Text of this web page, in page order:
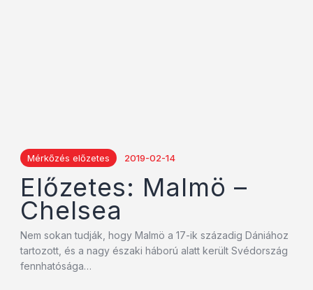
Mérkőzés előzetes 2019-02-14
Előzetes: Malmö –
Chelsea
Nem sokan tudják, hogy Malmö a 17-ik századig Dániához
tartozott, és a nagy északi háború alatt került Svédország
fennhatósága…